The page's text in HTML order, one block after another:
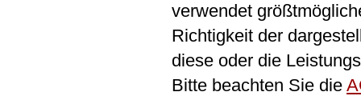
verwendet
Richtigkeit der
diese oder die
Bitte beachten Sie die